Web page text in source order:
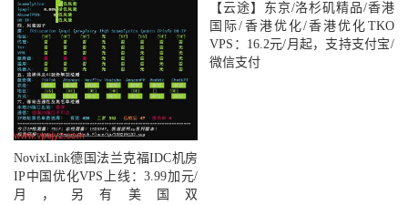
NovixLink德国法兰克福IDC机房
IP中国优化VPS上线：3.99加元/
月，另有美国双
【云途】东京/洛杉矶精品/香港
国际/香港优化/香港优化TKO
VPS：16.2元/月起，支持支付宝/
微信支付